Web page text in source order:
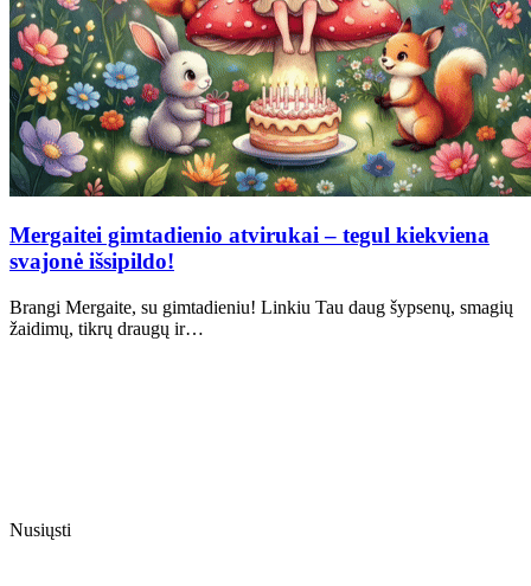
Mergaitei gimtadienio atvirukai – tegul kiekviena
svajonė išsipildo!
Brangi Mergaite, su gimtadieniu! Linkiu Tau daug šypsenų, smagių
žaidimų, tikrų draugų ir…
Nusiųsti